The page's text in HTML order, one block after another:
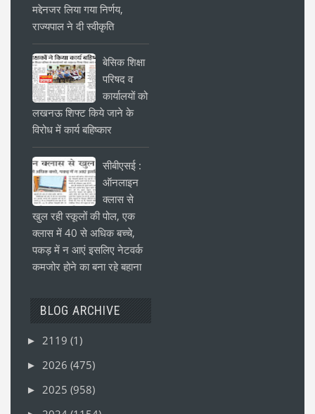
मद्देनजर लिया गया निर्णय,
राज्यपाल ने दी स्वीकृति
बेसिक शिक्षा
परिषद व
कार्यालयों को
लखनऊ शिफ्ट किये जाने के
विरोध में कार्य बहिष्कार
सीबीएसई :
ऑनलाइन
क्लास से
खुल रही स्कूलों की पोल, एक
क्लास में 40 से अधिक बच्चे,
पकड़ में न आएं इसलिए नेटवर्क
कमजोर होने का बना रहे बहाना
BLOG ARCHIVE
► 2119 (1)
► 2026 (475)
► 2025 (958)